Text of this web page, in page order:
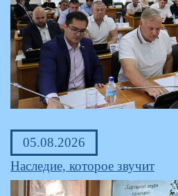
05.08.2026
Наследие, которое звучит